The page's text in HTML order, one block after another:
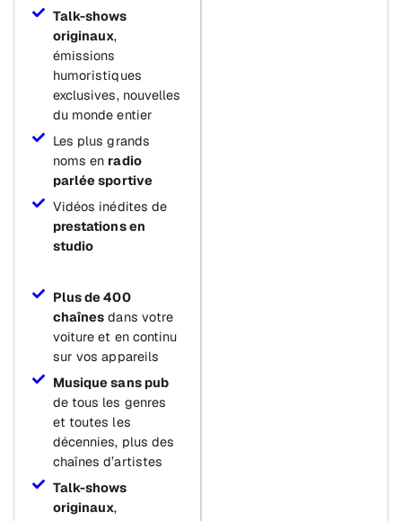
Talk-shows
originaux,
émissions
humoristiques
exclusives, nouvelles
du monde entier
Les plus grands
noms en radio
parlée sportive
Vidéos inédites de
prestations en
studio
Plus de 400
chaînes dans votre
voiture et en continu
sur vos appareils
Musique sans pub
de tous les genres
et toutes les
décennies, plus des
chaînes d’artistes
Talk-shows
originaux,